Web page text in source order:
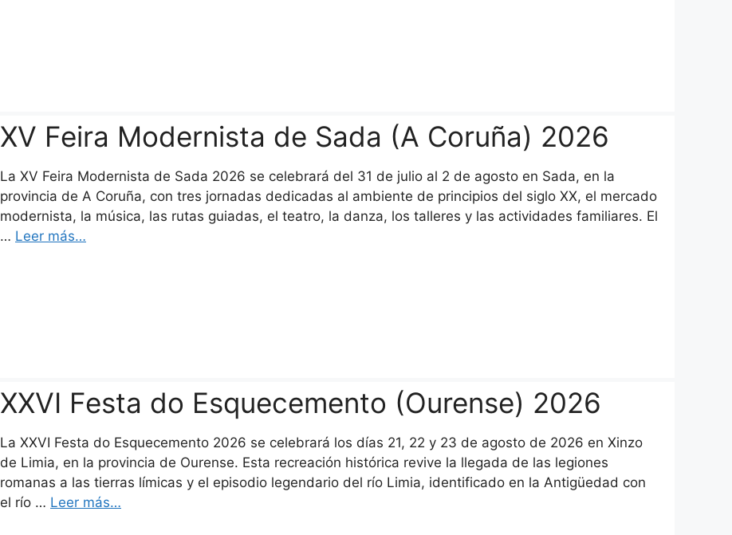
XV Feira Modernista de Sada (A Coruña) 2026
La XV Feira Modernista de Sada 2026 se celebrará del 31 de julio al 2 de agosto en Sada, en la
provincia de A Coruña, con tres jornadas dedicadas al ambiente de principios del siglo XX, el mercado
modernista, la música, las rutas guiadas, el teatro, la danza, los talleres y las actividades familiares. El
… Leer más…
XXVI Festa do Esquecemento (Ourense) 2026
La XXVI Festa do Esquecemento 2026 se celebrará los días 21, 22 y 23 de agosto de 2026 en Xinzo
de Limia, en la provincia de Ourense. Esta recreación histórica revive la llegada de las legiones
romanas a las tierras límicas y el episodio legendario del río Limia, identificado en la Antigüedad con
el río … Leer más…